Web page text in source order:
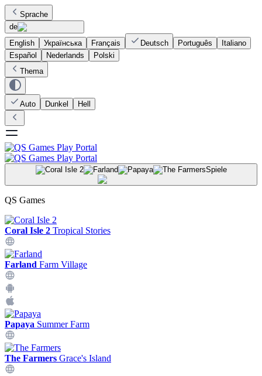
Sprache
de
English
Українська Français Deutsch Português
Italiano
Español
Nederlands
Polski
Thema
Auto Dunkel Hell
Spiele
QS Games
Coral Isle 2 Tropical Stories
Farland Farm Village
Papaya Summer Farm
The Farmers Grace's Island